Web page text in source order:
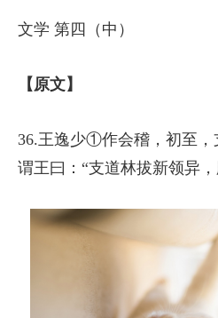
文学 第四（中）
【原文】
36.王逸少①作会稽，初至
谓王曰：“支道林拔新领异，